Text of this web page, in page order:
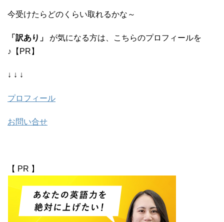
今受けたらどのくらい取れるかな～
「訳あり」
が気になる方は、こちらのプロフィールを
♪【PR】
↓ ↓ ↓
プロフィール
お問い合せ
【 PR 】